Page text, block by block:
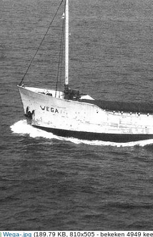
Wega-.jpg (189.79 KB, 810x505 - bekeken 4949